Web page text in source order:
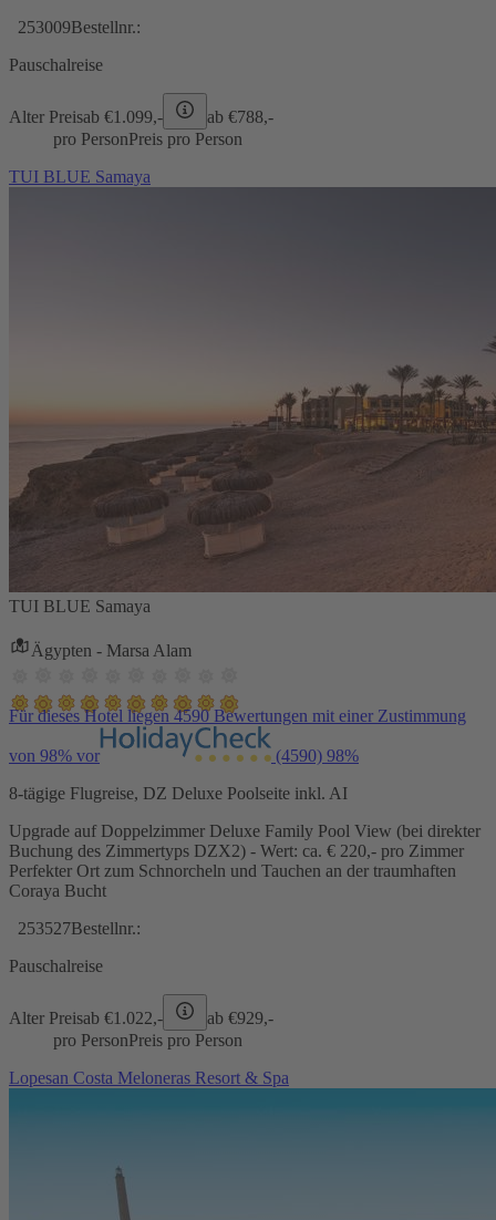
253009Bestellnr.:
Pauschalreise
Alter Preisab €1.099,- ab €788,-
pro PersonPreis pro Person
TUI BLUE Samaya
TUI BLUE Samaya
Ägypten - Marsa Alam
Für dieses Hotel liegen 4590 Bewertungen mit einer Zustimmung
von 98% vor (4590) 98%
8-tägige Flugreise, DZ Deluxe Poolseite inkl. AI
Upgrade auf Doppelzimmer Deluxe Family Pool View (bei direkter
Buchung des Zimmertyps DZX2) - Wert: ca. € 220,- pro Zimmer
Perfekter Ort zum Schnorcheln und Tauchen an der traumhaften
Coraya Bucht
253527Bestellnr.:
Pauschalreise
Alter Preisab €1.022,- ab €929,-
pro PersonPreis pro Person
Lopesan Costa Meloneras Resort & Spa